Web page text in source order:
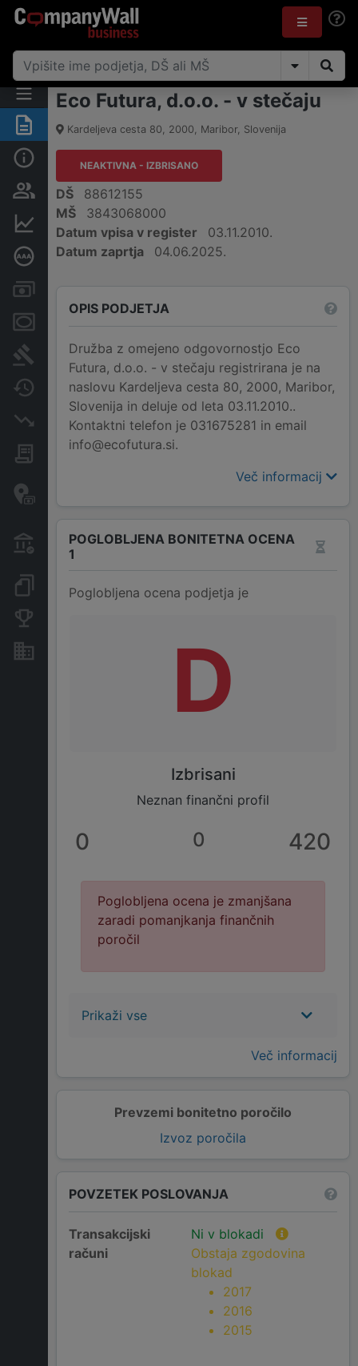
Povzetek
Odgovorne osebe in lastništvo
Poglobljena bonitetna ocena
Računi in blokade
Sodni postopki
Spremembe
Insolvenčni postopki
Javna naročila
transakcije
Transakcije iz državnega
proračuna
Dokumenti in objave
Nepremičnine in sredstva
Eco Futura, d.o.o. - v stečaju
Kardeljeva cesta 80, 2000, Maribor, Slovenija
NEAKTIVNA - IZBRISANO
DŠ
88612155
MŠ
3843068000
Datum vpisa v register
03.11.2010.
Datum zaprtja
04.06.2025.
OPIS PODJETJA
Družba z omejeno odgovornostjo Eco
Futura, d.o.o. - v stečaju registrirana je na
naslovu Kardeljeva cesta 80, 2000, Maribor,
Slovenija in deluje od leta 03.11.2010..
Kontaktni telefon je 031675281 in email
info@ecofutura.si.
Več informacij
Prevzemi bonitetno poročilo
Izvoz poročila
POGLOBLJENA BONITETNA OCENA
1
Poglobljena ocena podjetja je
D
Izbrisani
Neznan finančni profil
0 0 420
Poglobljena ocena je zmanjšana
zaradi pomanjkanja finančnih
poročil
Prikaži vse
Več informacij
POVZETEK POSLOVANJA
Transakcijski
računi
Ni v blokadi
Obstaja zgodovina
blokad
2017
2016
2015